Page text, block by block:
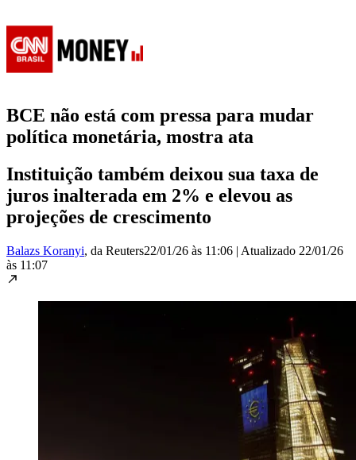
BCE não está com pressa para mudar
política monetária, mostra ata
Instituição também deixou sua taxa de
juros inalterada em 2% e elevou as
projeções de crescimento
Balazs Koranyi, da Reuters22/01/26 às 11:06 | Atualizado 22/01/26
às 11:07